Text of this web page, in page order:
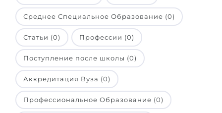
Среднее Специальное Образование (0)
Статьи (0) Профессии (0)
Поступление после школы (0)
Аккредитация Вуза (0)
Профессиональное Образование (0)